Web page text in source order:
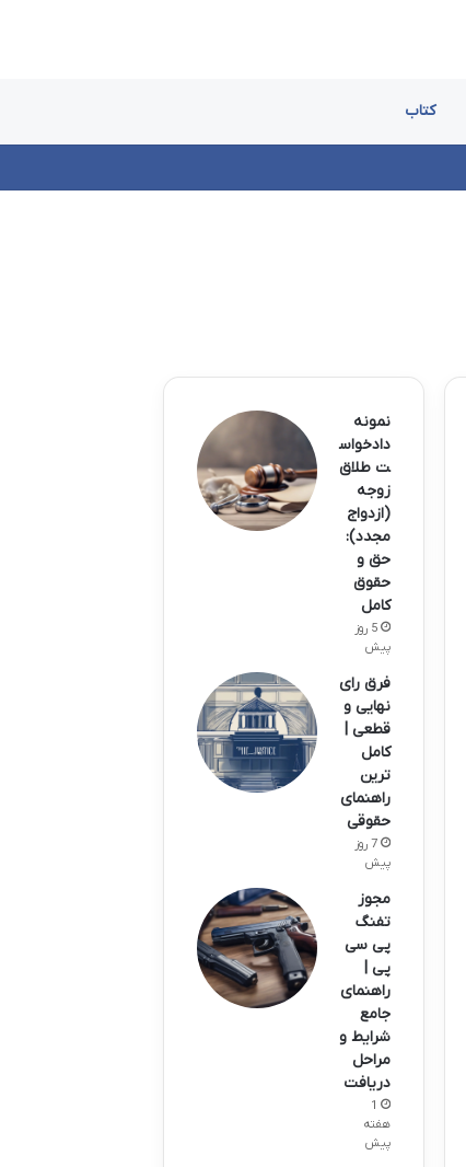
کتاب
نمونه
دادخواس
ت طلاق
زوجه
(ازدواج
مجدد):
حق و
حقوق
کامل
5 روز
پیش
فرق رای
نهایی و
قطعی |
کامل
ترین
راهنمای
حقوقی
7 روز
پیش
مجوز
تفنگ
پی سی
پی |
راهنمای
جامع
شرایط و
مراحل
دریافت
1
هفته
پیش